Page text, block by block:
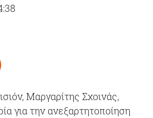
Μαργαρίτης Σχοινάς,
για την ανεξαρτητοποίηση